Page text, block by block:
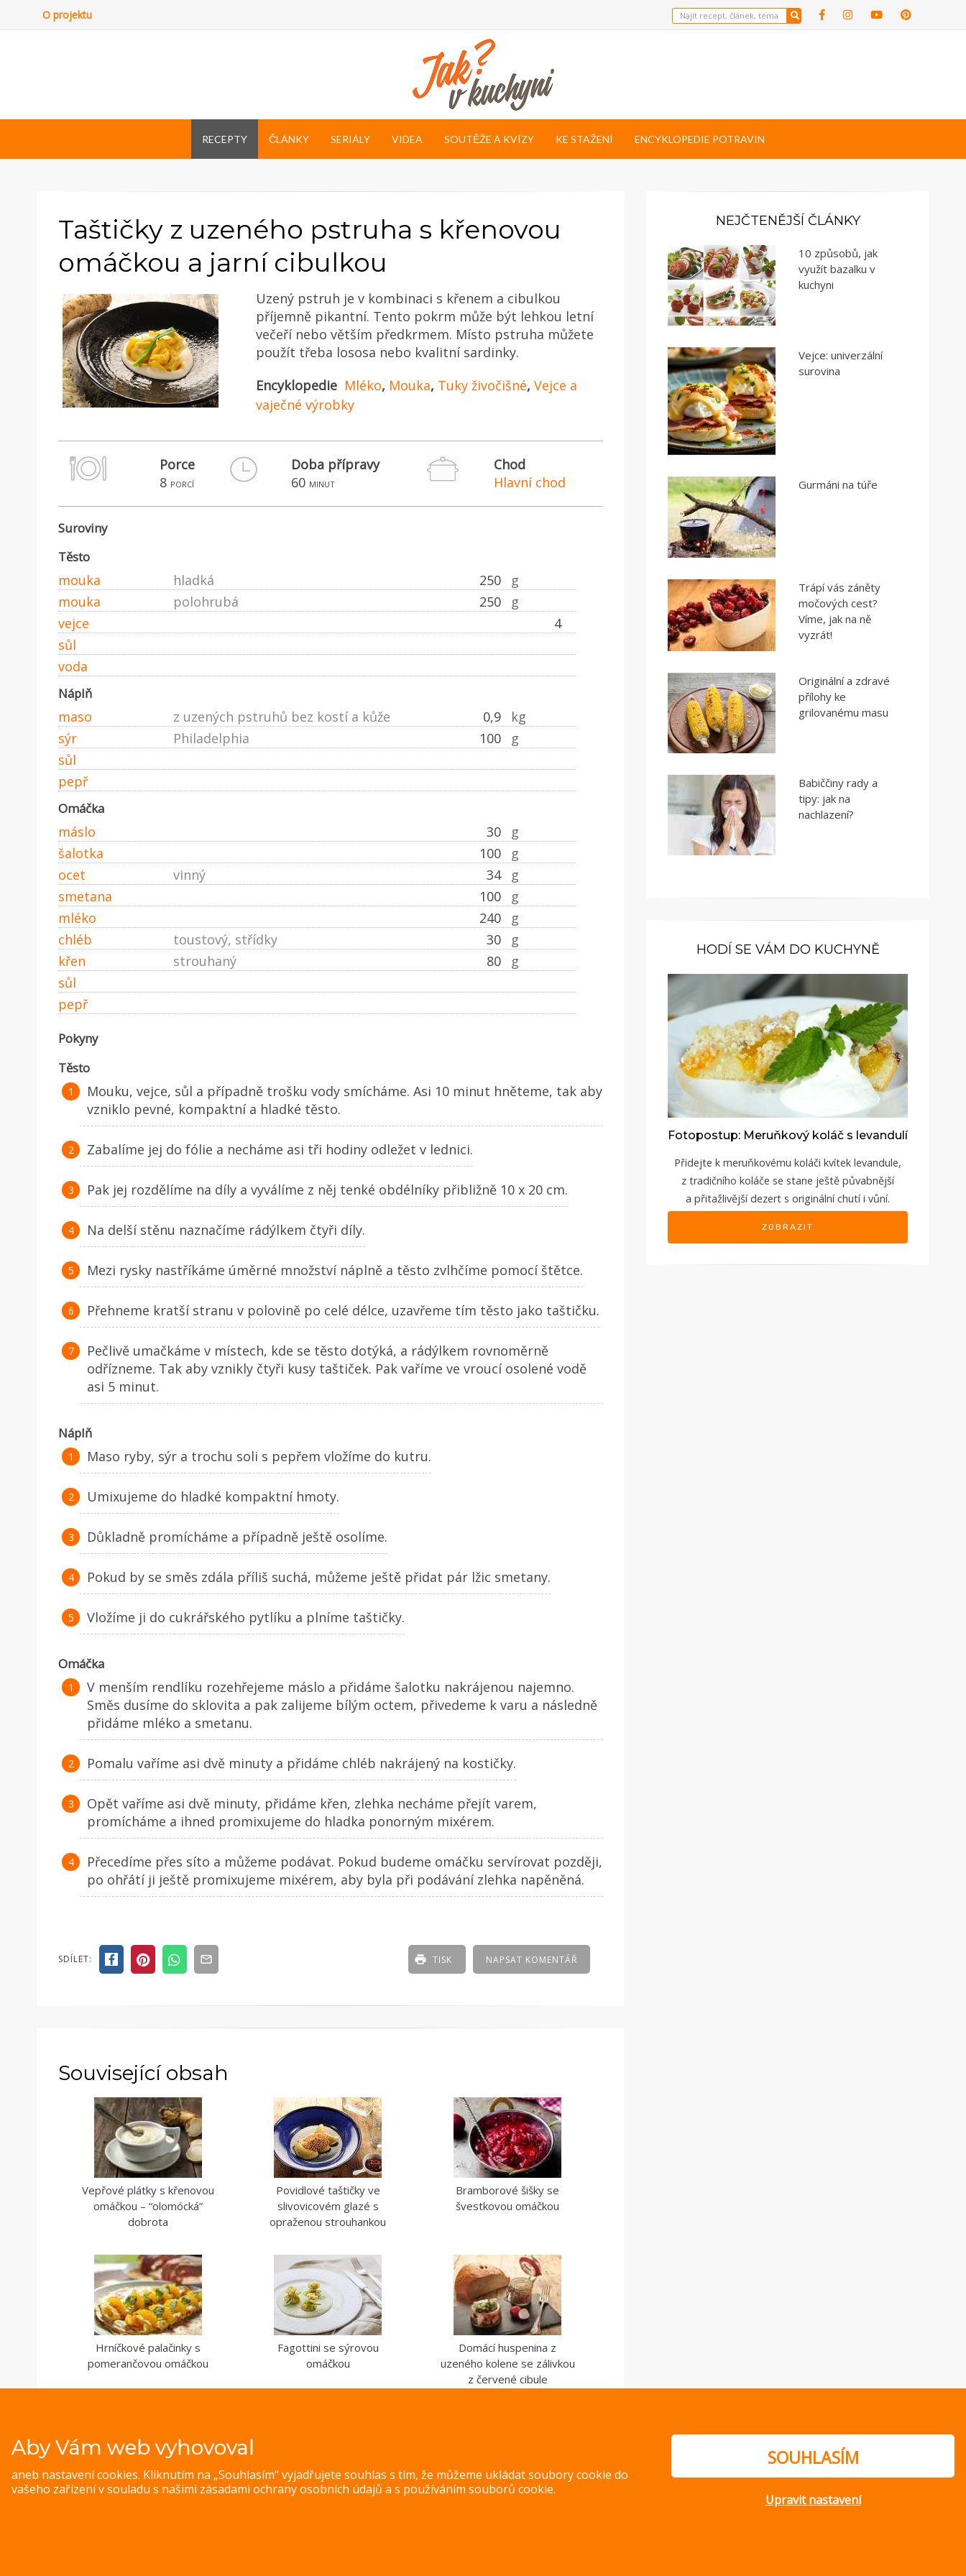
O projektu
RECEPTY ČLÁNKY SERIÁLY VIDEA SOUTĚŽE A KVÍZY KE STAŽENÍ ENCYKLOPEDIE POTRAVIN
Taštičky z uzeného pstruha s křenovou
omáčkou a jarní cibulkou
Uzený pstruh je v kombinaci s křenem a cibulkou
příjemně pikantní. Tento pokrm může být lehkou letní
večeří nebo větším předkrmem. Místo pstruha můžete
použít třeba lososa nebo kvalitní sardinky.
Encyklopedie Mléko, Mouka, Tuky živočišné, Vejce a
vaječné výrobky
Porce
8 porcí
Doba přípravy
60 minut
Chod
Hlavní chod
Suroviny
Těsto
mouka 250 g
hladká
mouka
250 g
polohrubá
vejce
4
sůl
voda
Náplň
maso 0,9 kg
z uzených pstruhů bez kostí a kůže
sýr
100 g
Philadelphia
sůl
pepř
Omáčka
máslo 30
g
šalotka
100
g
ocet
34 g
vinný
smetana
100
g
mléko
240
g
chléb
30 g
toustový, střídky
křen
80 g
strouhaný
sůl
pepř
Pokyny
Těsto
Mouku, vejce, sůl a případně trošku vody smícháme. Asi 10 minut hněteme, tak aby
vzniklo pevné, kompaktní a hladké těsto.
Zabalíme jej do fólie a necháme asi tři hodiny odležet v lednici.
Pak jej rozdělíme na díly a vyválíme z něj tenké obdélníky přibližně 10 x 20 cm.
Na delší stěnu naznačíme rádýlkem čtyři díly.
Mezi rysky nastříkáme úměrné množství náplně a těsto zvlhčíme pomocí štětce.
Přehneme kratší stranu v polovině po celé délce, uzavřeme tím těsto jako taštičku.
Pečlivě umačkáme v místech, kde se těsto dotýká, a rádýlkem rovnoměrně
odřízneme. Tak aby vznikly čtyři kusy taštiček. Pak vaříme ve vroucí osolené vodě
asi 5 minut.
Náplň
Maso ryby, sýr a trochu soli s pepřem vložíme do kutru.
Umixujeme do hladké kompaktní hmoty.
Důkladně promícháme a případně ještě osolíme.
Pokud by se směs zdála příliš suchá, můžeme ještě přidat pár lžic smetany.
Vložíme ji do cukrářského pytlíku a plníme taštičky.
Omáčka
V menším rendlíku rozehřejeme máslo a přidáme šalotku nakrájenou najemno.
Směs dusíme do sklovita a pak zalijeme bílým octem, přivedeme k varu a následně
přidáme mléko a smetanu.
Pomalu vaříme asi dvě minuty a přidáme chléb nakrájený na kostičky.
Opět vaříme asi dvě minuty, přidáme křen, zlehka necháme přejít varem,
promícháme a ihned promixujeme do hladka ponorným mixérem.
Přecedíme přes síto a můžeme podávat. Pokud budeme omáčku servírovat později,
po ohřátí ji ještě promixujeme mixérem, aby byla při podávání zlehka napěněná.
SDÍLET: NAPSAT KOMENTÁŘ
TISK
Související obsah
Vepřové plátky s křenovou
omáčkou – “olomócká”
dobrota
Povidlové taštičky ve
slivovicovém glazé s
opraženou strouhankou
Bramborové šišky se
švestkovou omáčkou
Hrníčkové palačinky s
pomerančovou omáčkou
Fagottini se sýrovou
omáčkou
Domácí huspenina z
uzeného kolene se zálivkou
z červené cibule
NEJČTENĚJŠÍ ČLÁNKY
10 způsobů, jak
využít bazalku v
kuchyni
Vejce: univerzální
surovina
Gurmáni na túře
Trápí vás záněty
močových cest?
Víme, jak na ně
vyzrát!
Originální a zdravé
přílohy ke
grilovanému masu
Babiččiny rady a
tipy: jak na
nachlazení?
HODÍ SE VÁM DO KUCHYNĚ
Fotopostup: Meruňkový koláč s levandulí
Přidejte k meruňkovému koláči kvítek levandule,
z tradičního koláče se stane ještě půvabnější
a přitažlivější dezert s originální chutí i vůní.
ZOBRAZIT
Aby Vám web vyhovoval
aneb nastavení cookies. Kliknutím na „Souhlasím“ vyjadřujete souhlas s tím, že můžeme ukládat soubory cookie do
vašeho zařízení v souladu s našimi zásadami ochrany osobních údajů a s používáním souborů cookie.
SOUHLASÍM
Upravit nastavení